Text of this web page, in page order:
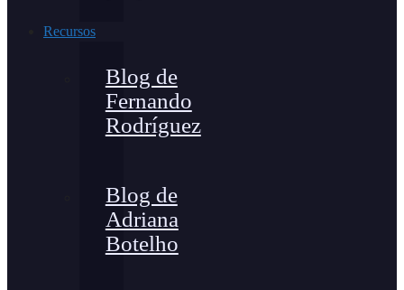
Recursos
Blog de
Fernando
Rodríguez
Blog de
Adriana
Botelho